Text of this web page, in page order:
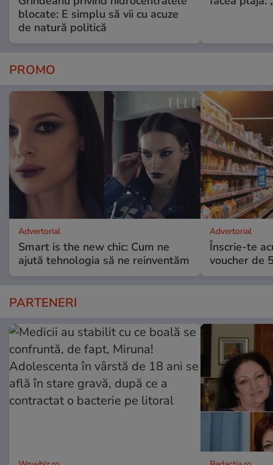
blocate: E simplu să vii cu acuze
de natură politică
PROMO
Advertorial
Smart is the new chic: Cum ne
ajută tehnologia să ne reinventăm
Advertorial
Înscrie-te
voucher de
PARTENERI